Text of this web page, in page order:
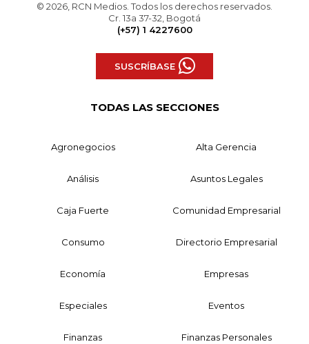
© 2026, RCN Medios. Todos los derechos reservados.
Cr. 13a 37-32, Bogotá
(+57) 1 4227600
SUSCRÍBASE
TODAS LAS SECCIONES
Agronegocios Alta Gerencia
Análisis Asuntos Legales
Caja Fuerte Comunidad Empresarial
Consumo Directorio Empresarial
Economía Empresas
Especiales Eventos
Finanzas Finanzas Personales